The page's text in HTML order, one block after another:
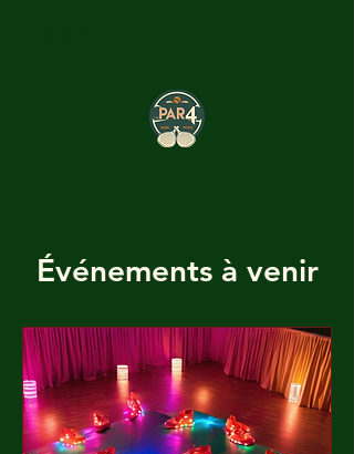
Événements à venir